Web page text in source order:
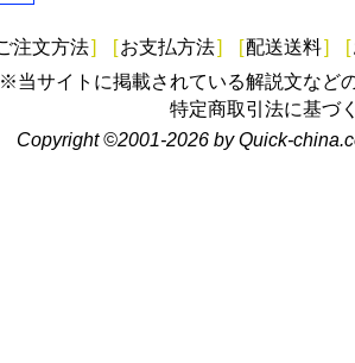
注文方法] [お支払方法] [配送送料] [
※当サイトに掲載されている解説文など
特定商取引法に基づ
Copyright ©2001-2026 by Quick-